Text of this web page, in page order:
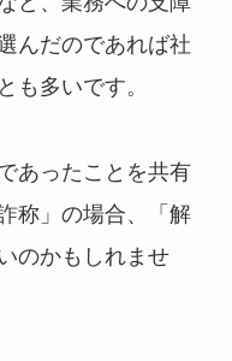
んだのであれば社
も多いです。
あったことを共有
称」の場合、「解
のかもしれませ